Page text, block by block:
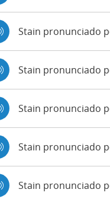
Stain pronunciado
Stain pronunciado
Stain pronunciado
Stain pronunciado
Stain pronunciado